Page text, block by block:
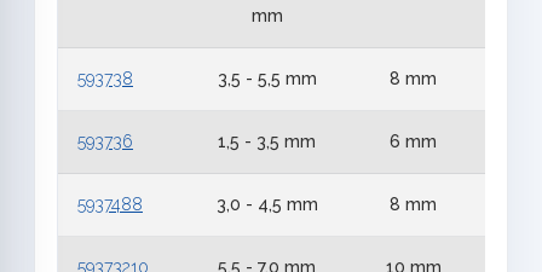
mm
593738 3,5 - 5,5 mm 8 mm
593736 1,5 - 3,5 mm 6 mm
5937488 3,0 - 4,5 mm 8 mm
59373210 5,5 - 7,0 mm 10 mm